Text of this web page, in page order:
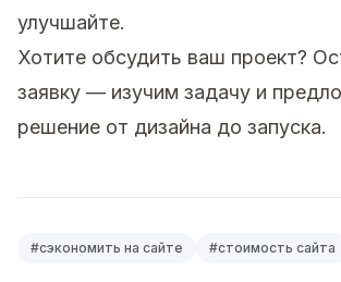
улучшайте.
Хотите обсудить ваш проект?
заявку — изучим задачу и
решение от дизайна до запуска.
#сэкономить на сайте #стоимость сайта